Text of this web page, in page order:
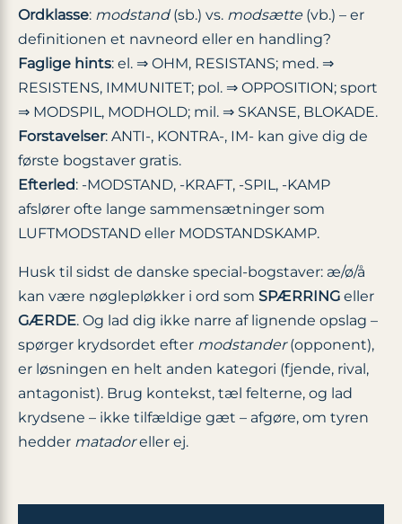
Ordklasse: modstand(sb.) vs. modsætte(vb.) – er
definitionen et navneord eller en handling?
Faglige hints: el. ⇒ OHM, RESISTANS; med. ⇒
RESISTENS, IMMUNITET; pol. ⇒ OPPOSITION; sport
⇒ MODSPIL, MODHOLD; mil. ⇒ SKANSE, BLOKADE.
Forstavelser: ANTI-, KONTRA-, IM- kan give dig de
første bogstaver gratis.
Efterled: ‑MODSTAND, ‑KRAFT, ‑SPIL, ‑KAMP
afslører ofte lange sammensætninger som
LUFTMODSTAND eller MODSTANDSKAMP.
Husk til sidst de danske special-bogstaver: æ/ø/å
kan være nøglepløkker i ord som SPÆRRING eller
GÆRDE. Og lad dig ikke narre af lignende opslag –
spørger krydsordet efter modstander(opponent),
er løsningen en helt anden kategori (fjende, rival,
antagon­ist). Brug kontekst, tæl felterne, og lad
krydsene – ikke tilfældige gæt – afgøre, om tyren
hedder matadoreller ej.